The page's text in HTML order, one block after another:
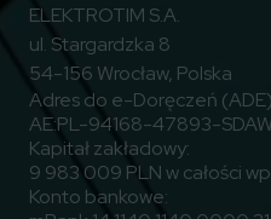
ELEKTROTIM S.A.
ul. Stargardzka 8
54-156 Wrocław, Polska
Adres do e-Doręczeń (ADE)
AE:PL-94168-47893-
Kapitał zakładowy:
9 983 009 PLN w całości
Konto bankowe: